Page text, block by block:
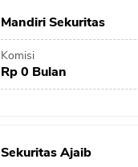
Mandiri Sekuritas
Komisi
Rp 0 Bulan
Sekuritas Ajaib